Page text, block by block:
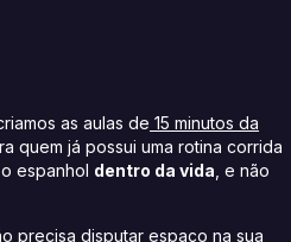
as aulas de 15 minutos da
quem já possui uma rotina corrida
espanhol dentro da vida , e não
precisa disputar espaço na sua